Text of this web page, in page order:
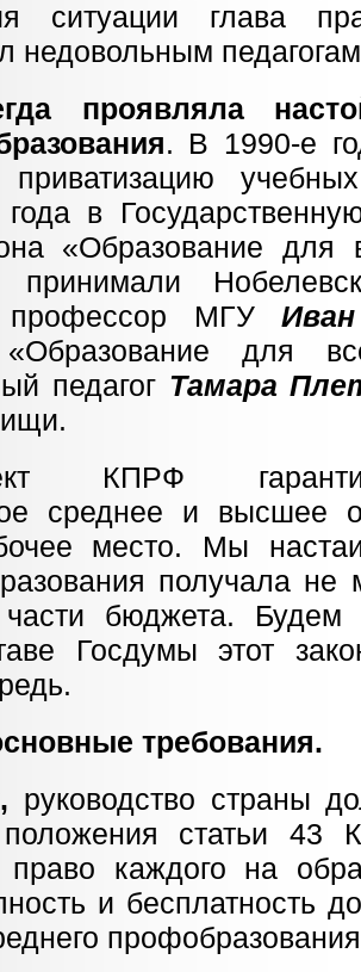
ситуации глава
недовольным
проявляла
. В 1990-е
в
«Образование для
принимали
МГУ
«Образование для
педагог Тамара
КПРФ
среднее и высшее
место. Мы
получала не
части бюджета. Будем
Госдумы этот
требования.
руководство страны
положения статьи 43
право каждого на
и бесплатность